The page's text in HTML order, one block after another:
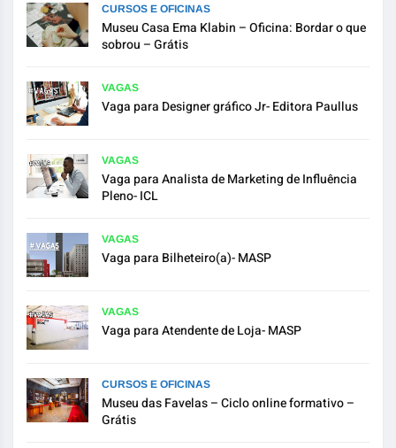
CURSOS E OFICINAS
Museu Casa Ema Klabin – Oficina: Bordar o que
sobrou – Grátis
VAGAS
Vaga para Designer gráfico Jr- Editora Paullus
VAGAS
Vaga para Analista de Marketing de Influência
Pleno- ICL
VAGAS
Vaga para Bilheteiro(a)- MASP
VAGAS
Vaga para Atendente de Loja- MASP
CURSOS E OFICINAS
Museu das Favelas – Ciclo online formativo –
Grátis